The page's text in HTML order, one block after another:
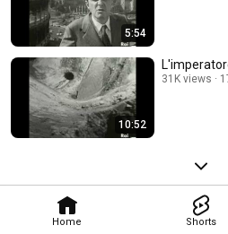
Home Shorts
5:54
10:52
31K views